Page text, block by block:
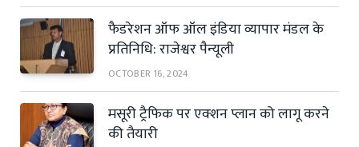
फैडरेशन ऑफ ऑल इंडिया व्यापार मंडल के
प्रतिनिधि: राजेश्वर पैन्यूली
OCTOBER 16, 2024
मसूरी ट्रैफिक पर एक्शन प्लान को लागू करने
की तैयारी